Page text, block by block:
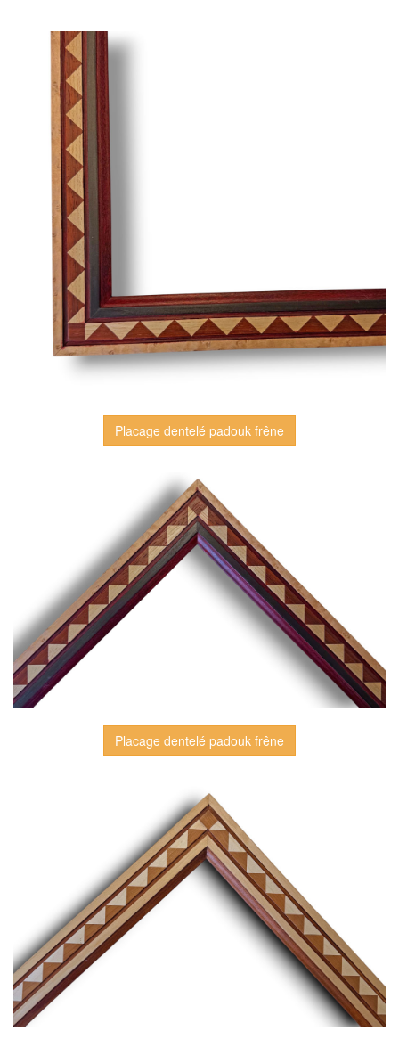
Placage dentelé padouk frêne
Placage dentelé padouk frêne